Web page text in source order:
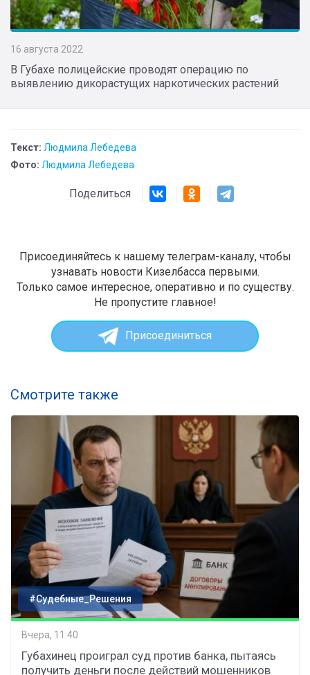
16 августа 2022
В Губахе полицейские проводят операцию по
выявлению дикорастущих наркотических растений
Текст: Людмила Лебедева
Фото: Людмила Лебедева
Поделиться
Присоединяйтесь к нашему телеграм-каналу, чтобы
узнавать новости Кизелбасса первыми.
Только самое интересное, оперативно и по существу.
Не пропустите главное!
Присоединиться
Смотрите также
#Судебные_Решения
Вчера, 11:40
Губахинец проиграл суд против банка, пытаясь
получить деньги после действий мошенников